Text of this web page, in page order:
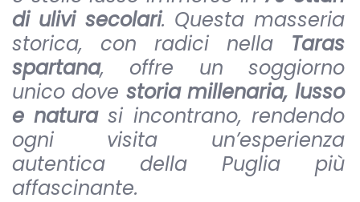
di ulivi secolari. Questa masseria
storica, con radici nella Taras
spartana, offre un soggiorno
unico dove storia millenaria, lusso
e naturasi incontrano, rendendo
ogni visita un’esperienza
autentica della Puglia più
affascinante.